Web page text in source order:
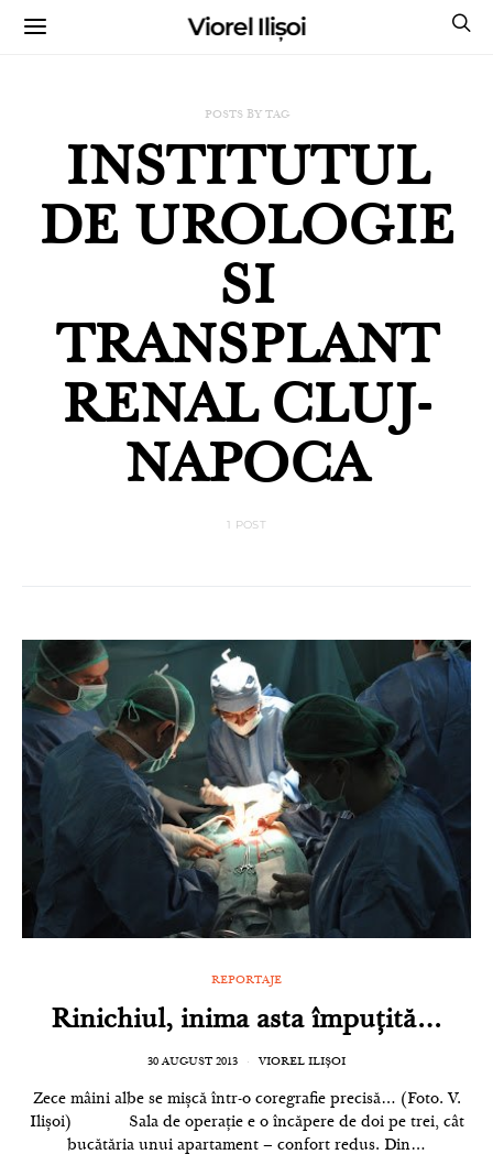
Viorel Ilișoi
POSTS BY TAG
INSTITUTUL
DE UROLOGIE
SI
TRANSPLANT
RENAL CLUJ-
NAPOCA
1 POST
REPORTAJE
Rinichiul, inima asta împuțită…
30 AUGUST 2013 VIOREL ILIȘOI
Zece mâini albe se mișcă într-o coregrafie precisă… (Foto. V.
Ilișoi) Sala de operație e o încăpere de doi pe trei, cât
bucătăria unui apartament – confort redus. Din…
CUMPĂRĂ CĂRȚILE MELE CU AUTOGRAF